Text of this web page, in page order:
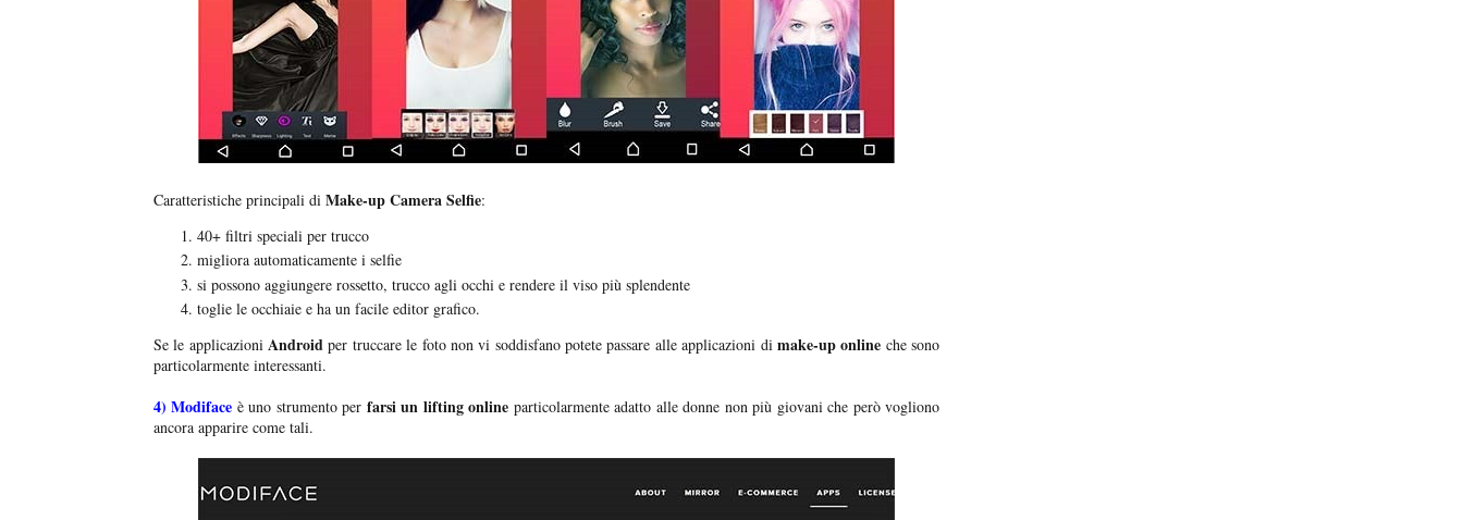
Caratteristiche principali di Make-up Camera Selfie:
40+ filtri speciali per trucco
migliora automaticamente i selfie
si possono aggiungere rossetto, trucco agli occhi e rendere il viso più splendente
toglie le occhiaie e ha un facile editor grafico.
Se le applicazioniAndroid per truccare le foto non vi soddisfano potete passare alle applicazioni di make-up online che sono
particolarmente interessanti.
4)Modiface è uno strumento per farsi un lifting online particolarmente adatto alle donne non più giovani che però vogliono
ancora apparire come tali.